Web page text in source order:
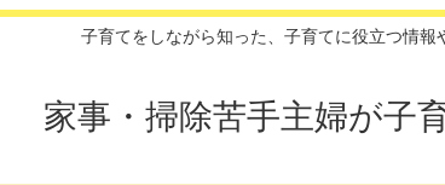
子育てをしながら知った、子育てに役立つ情
家事・掃除苦手主婦が子